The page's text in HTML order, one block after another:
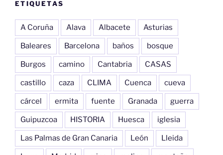
ETIQUETAS
A Coruña Alava Albacete Asturias
Baleares Barcelona baños bosque
Burgos camino Cantabria CASAS
castillo caza CLIMA Cuenca cueva
cárcel ermita fuente Granada guerra
Guipuzcoa HISTORIA Huesca iglesia
Las Palmas de Gran Canaria León Lleida